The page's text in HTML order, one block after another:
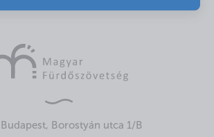
Budapest, Borostyán utca 1/B